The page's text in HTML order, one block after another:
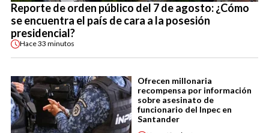
Reporte de orden público del 7 de agosto: ¿Cómo
se encuentra el país de cara a la posesión
presidencial?
Hace33 minutos
Ofrecen millonaria
recompensa por información
sobre asesinato de
funcionario del Inpec en
Santander